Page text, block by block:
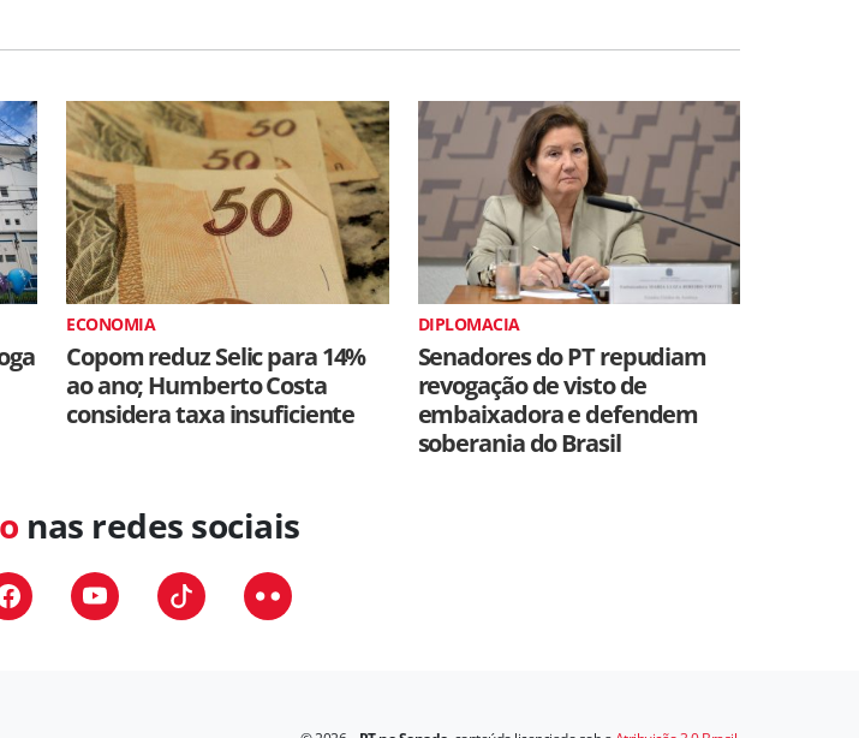
ECONOMIA
Copom reduz Selic para 14%
ao ano; Humberto Costa
considera taxa insuficiente
DIPLOMACIA
Senadores do PT repudiam
revogação de visto de
embaixadora e defendem
soberania do Brasil
nas redes sociais